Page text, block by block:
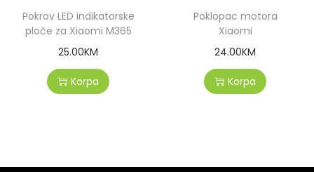
Pokrov LED indikatorske
ploče za Xiaomi M365
25.00KM
Korpa
Poklopac motora
Xiaomi
24.00KM
Korpa